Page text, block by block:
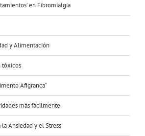
en Fibromialgia
y Alimentación
tóxicos
Afigranca“
más fácilmente
la Ansiedad y el Stress